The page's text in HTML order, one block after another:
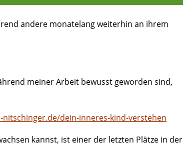
andere monatelang weiterhin an ihrem
meiner Arbeit bewusst geworden sind,
dein-inneres-kind-verstehen
kannst, ist einer der letzten Plätze in der